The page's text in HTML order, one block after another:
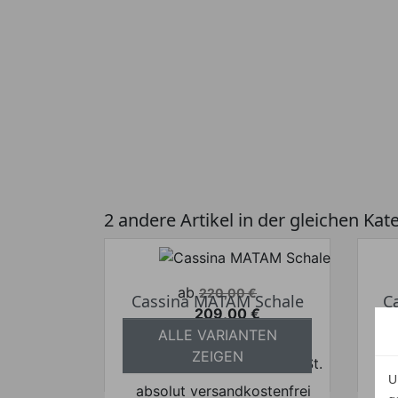
2 andere Artikel in der gleichen
Verkaufspreis
ab 220,00 €
Preis
209,00 €
Ihr Spar-Preis
Preise inkl. ges. MwSt.
absolut versandkostenfrei
Cassina MATAM Schale
ALLE VARIANTEN
ZEIGEN